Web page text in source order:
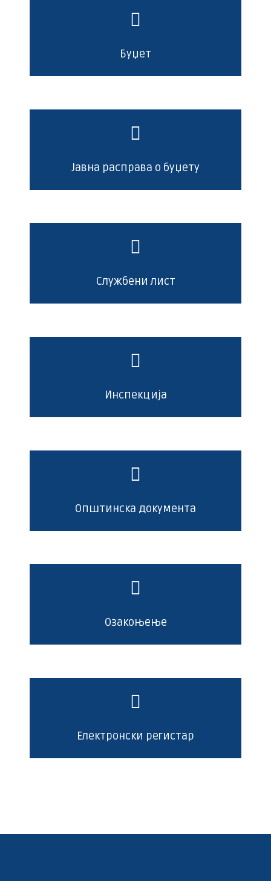
Буџет
Јавна расправа о буџету
Службени лист
Инспекција
Општинска документа
Озакоњење
Електронски регистар